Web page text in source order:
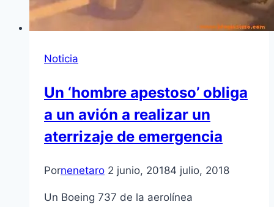
Noticia
Un ‘hombre apestoso’ obliga
a un avión a realizar un
aterrizaje de emergencia
Pornenetaro 2 junio, 20184 julio, 2018
Un Boeing 737 de la aerolínea